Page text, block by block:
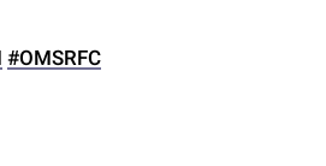
#OMSRFC